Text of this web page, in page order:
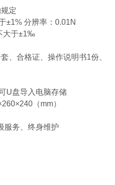
定
±1% 分辨率：0.01N
大于±1‰
、合格证、操作说明书1份、
U盘导入电脑存储
（mm）
服务、终身维护